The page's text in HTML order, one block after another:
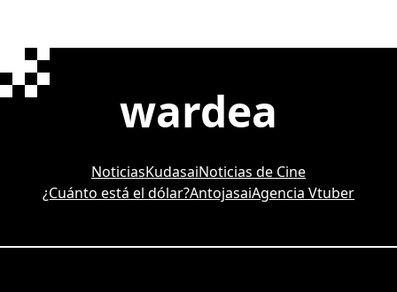
wardea
NoticiasKudasaiNoticias de Cine
¿Cuánto está el dólar?AntojasaiAgencia Vtuber